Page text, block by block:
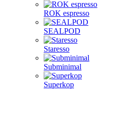
ROK espresso
SEALPOD
Staresso
Subminimal
Superkop